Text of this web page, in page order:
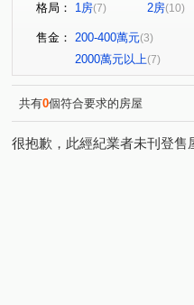
小富翁大學城
(1) 樂
天河大樓(1) 鴻築
昭揚天賦(1) 銘傳學
環北路(1) 龍和二街
鳳吉一街(1)
永安路(1) 華隆街(1)
民族路(1) 元化路(1)
格局： 1房(7) 2房(10)
售金： 200-400萬元(3)
2000萬元以上(7)
共有0個符合要求的房屋
很抱歉，此經紀業者未刊登售